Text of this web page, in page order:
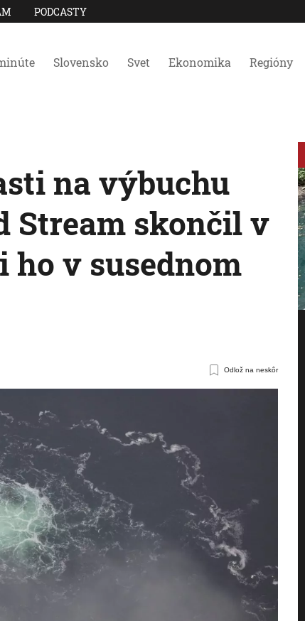
PODCASTY
Slovensko Svet Ekonomika Regióny
na výbuchu
Stream skončil v
ho v susednom
Odlož na neskôr